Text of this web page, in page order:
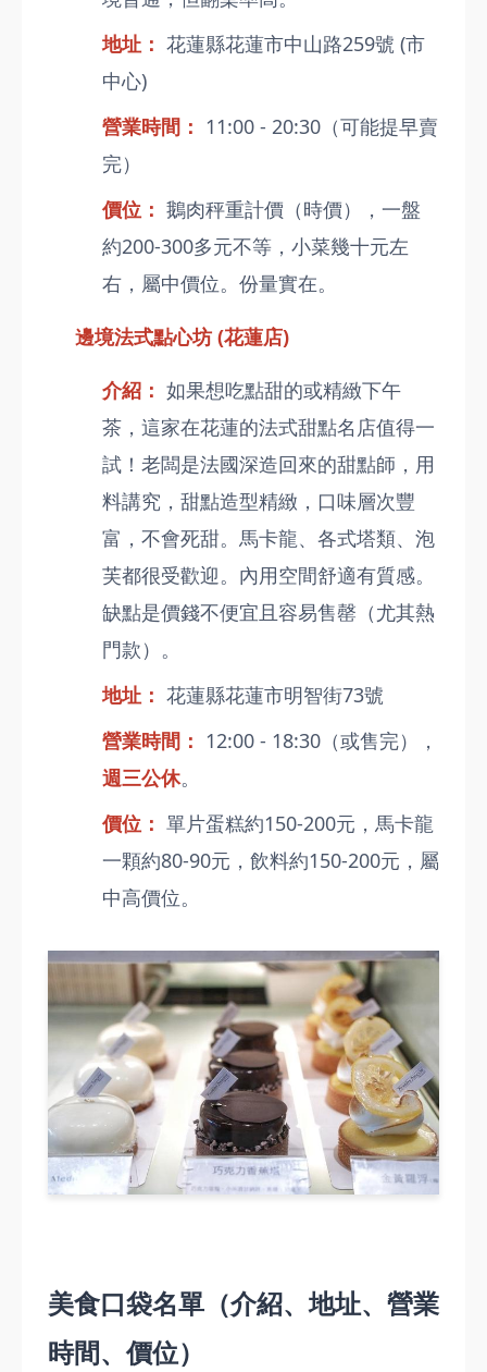
地址： 花蓮縣花蓮市中山路259號 (市
中心)
營業時間： 11:00 - 20:30（可能提早賣
完）
價位： 鵝肉秤重計價（時價），一盤
約200-300多元不等，小菜幾十元左
右，屬中價位。份量實在。
邊境法式點心坊 (花蓮店)
介紹： 如果想吃點甜的或精緻下午
茶，這家在花蓮的法式甜點名店值得一
試！老闆是法國深造回來的甜點師，用
料講究，甜點造型精緻，口味層次豐
富，不會死甜。馬卡龍、各式塔類、泡
芙都很受歡迎。內用空間舒適有質感。
缺點是價錢不便宜且容易售罄（尤其熱
門款）。
地址： 花蓮縣花蓮市明智街73號
營業時間： 12:00 - 18:30（或售完），
週三公休。
價位： 單片蛋糕約150-200元，馬卡龍
一顆約80-90元，飲料約150-200元，屬
中高價位。
美食口袋名單（介紹、地址、營業
時間、價位）